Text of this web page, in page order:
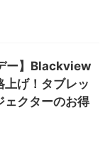
ー】Blackview
げ！タブレッ
ェクターのお得